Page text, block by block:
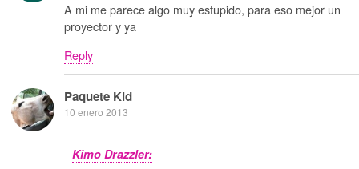
A mi me parece algo muy estupido, para eso mejor un
proyector y ya
Reply
Paquete Kid
10 enero 2013
Kimo Drazzler: